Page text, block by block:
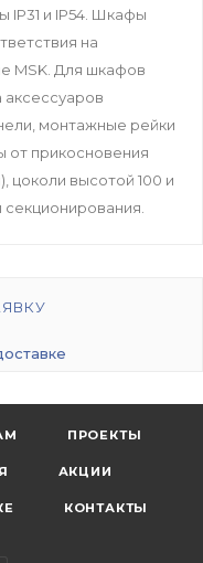
IP31 и IP54. Шкафы
на
MSK. Для шкафов
аксессуаров
монтажные рейки
от прикосновения
цоколи высотой 100 и
ПРОЕКТЫ
АКЦИИ
КОНТАКТЫ